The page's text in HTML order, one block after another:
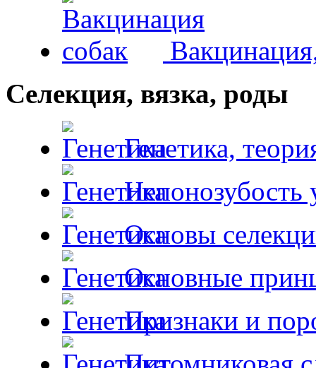
Селекция, вязка, роды
Генетика,
Непонозубость
Основы
Основные
Признаки и